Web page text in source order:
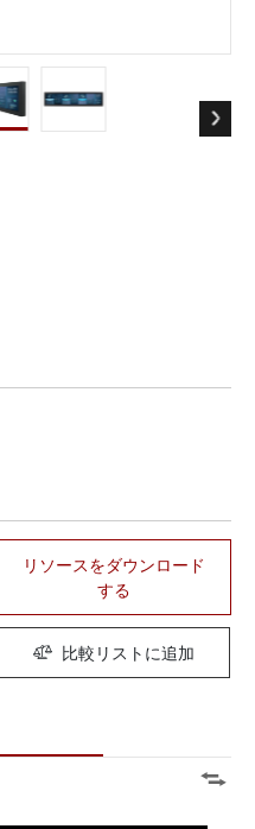
リソースをダウンロード
する
比較リストに追加